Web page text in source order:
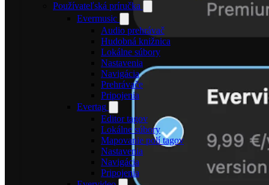
Používateľská príručka
Evermusic
Audio prehrávač
Hudobná knižnica
Lokálne súbory
Nastavenia
Navigácia
Prehrávače
Pripojenia
Evertag
Editor tagov
Lokálne súbory
Mapovanie polí tagov
Nastavenia
Navigácia
Pripojenia